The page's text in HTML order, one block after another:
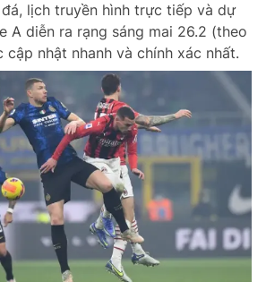
lịch truyền hình trực tiếp và dự
A diễn ra rạng sáng mai 26.2 (theo
nhật nhanh và chính xác nhất.